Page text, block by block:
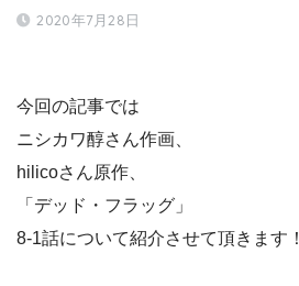
2020年7月28日
今回の記事では
ニシカワ醇さん作画、
hilicoさん原作、
「デッド・フラッグ」
8-1話について紹介させて頂きます！